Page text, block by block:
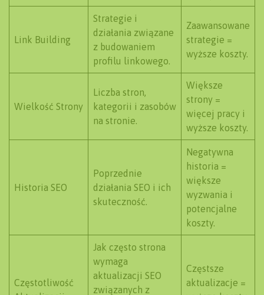
Link Building
Strategie i
działania związane
z budowaniem
profilu linkowego.
Zaawansowane
strategie =
wyższe koszty.
Wielkość Strony
Liczba stron,
kategorii i zasobów
na stronie.
Większe
strony =
więcej pracy i
wyższe koszty.
Historia SEO
Poprzednie
działania SEO i ich
skuteczność.
Negatywna
historia =
większe
wyzwania i
potencjalne
koszty.
Częstotliwość
Jak często strona
wymaga
aktualizacji SEO
związanych z
Częstsze
aktualizacje =